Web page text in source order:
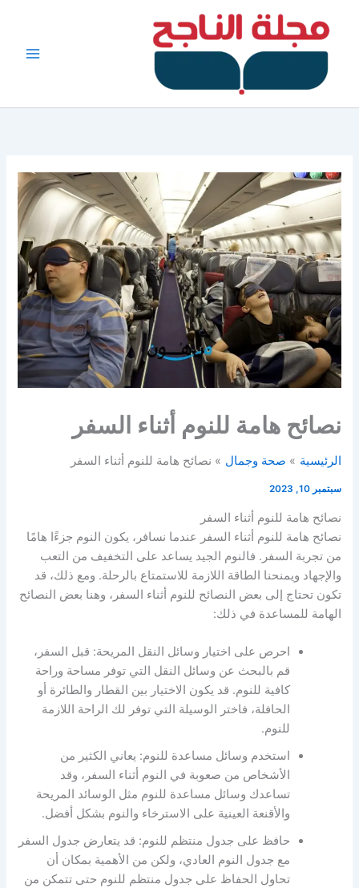
نصائح هامة للنوم أثناء السفر
الرئيسية صحة وجمال نصائح هامة للنوم أثناء السفر
سبتمبر 10, 2023
نصائح هامة للنوم أثناء السفر
نصائح هامة للنوم أثناء السفر عندما نسافر، يكون النوم جزءًا هامًا
من تجربة السفر. فالنوم الجيد يساعد على التخفيف من التعب
والإجهاد ويمنحنا الطاقة اللازمة للاستمتاع بالرحلة. ومع ذلك، قد
تكون تحتاج إلى بعض النصائح للنوم أثناء السفر، وهنا بعض النصائح
الهامة للمساعدة في ذلك:
احرص على اختيار وسائل النقل المريحة: قبل السفر،
قم بالبحث عن وسائل النقل التي توفر مساحة وراحة
كافية للنوم. قد يكون الاختيار بين القطار والطائرة أو
الحافلة، فاختر الوسيلة التي توفر لك الراحة اللازمة
للنوم.
استخدم وسائل مساعدة للنوم: يعاني الكثير من
الأشخاص من صعوبة في النوم أثناء السفر، وقد
تساعدك وسائل مساعدة للنوم مثل الوسائد المريحة
والأقنعة العينية على الاسترخاء والنوم بشكل أفضل.
حافظ على جدول منتظم للنوم: قد يتعارض جدول السفر
مع جدول النوم العادي، ولكن من الأهمية بمكان أن
تحاول الحفاظ على جدول منتظم للنوم حتى تتمكن من